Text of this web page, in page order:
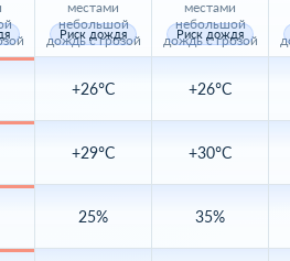
местами
небольшой
дождь с грозой
Риск дождя
+26°C
+29°C
25%
местами
небольшой
дождь с грозой
Риск дождя
+26°C
+30°C
35%